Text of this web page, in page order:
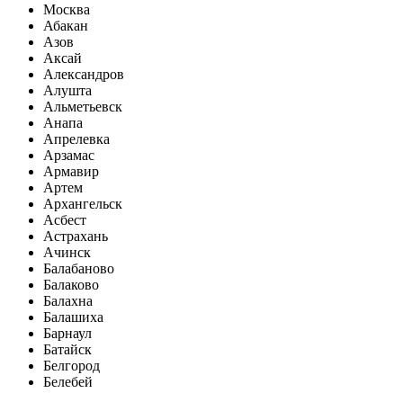
Москва
Абакан
Азов
Аксай
Александров
Алушта
Альметьевск
Анапа
Апрелевка
Арзамас
Армавир
Артем
Архангельск
Асбест
Астрахань
Ачинск
Балабаново
Балаково
Балахна
Балашиха
Барнаул
Батайск
Белгород
Белебей